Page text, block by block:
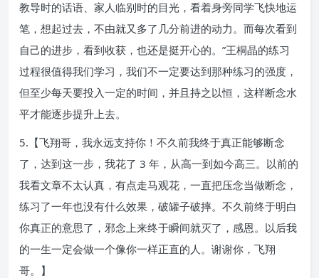
教导时的话语、家人临别时的目光，看着身旁同学飞快地运
笔，想起过去，不由就又多了几分前进的动力。而每次看到
自己的进步，看到收获，也还是挺开心的。”王桐晶的练习
过程很值得我们学习，我们不一定要达到那种练习的强度，
但至少每天要投入一定的时间，并且持之以恒，这样断念水
平才能逐步提升上去。
5.【飞翔哥，我永远支持你！不久前我终于真正能够断念
了，达到这一步，我花了 3 年，从高一到如今高三。以前的
我看文章不太认真，有点走马观花，一直把压念当做断念，
练习了一年也没有什么效果，破罐子破摔。不久前终于明白
你真正的意思了，邪念上来终于瞬间就灭了，感恩。以后我
的一生一定会做一个像你一样正直的人。谢谢你，飞翔
哥。】